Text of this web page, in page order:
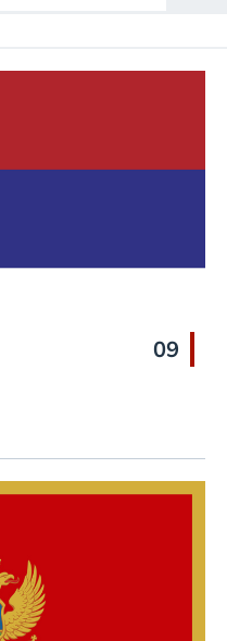
09